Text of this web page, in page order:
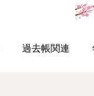
過去帳関連
筆まめで年忌短冊